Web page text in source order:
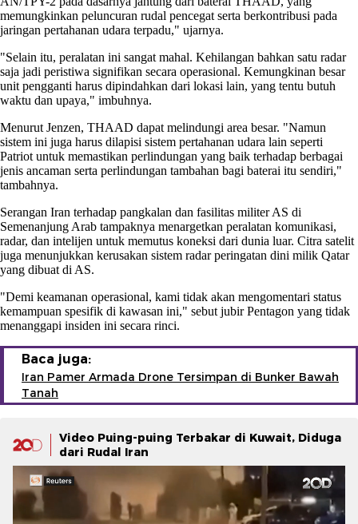
memungkinkan peluncuran rudal pencegat serta berkontribusi pada
jaringan pertahanan udara terpadu," ujarnya.
"Selain itu, peralatan ini sangat mahal. Kehilangan bahkan satu radar
saja jadi peristiwa signifikan secara operasional. Kemungkinan besar
unit pengganti harus dipindahkan dari lokasi lain, yang tentu butuh
waktu dan upaya," imbuhnya.
Menurut Jenzen, THAAD dapat melindungi area besar. "Namun
sistem ini juga harus dilapisi sistem pertahanan udara lain seperti
Patriot untuk memastikan perlindungan yang baik terhadap berbagai
jenis ancaman serta perlindungan tambahan bagi baterai itu sendiri,"
tambahnya.
Serangan Iran terhadap pangkalan dan fasilitas militer AS di
Semenanjung Arab tampaknya menargetkan peralatan komunikasi,
radar, dan intelijen untuk memutus koneksi dari dunia luar. Citra satelit
juga menunjukkan kerusakan sistem radar peringatan dini milik Qatar
yang dibuat di AS.
"Demi keamanan operasional, kami tidak akan mengomentari status
kemampuan spesifik di kawasan ini," sebut jubir Pentagon yang tidak
menanggapi insiden ini secara rinci.
Baca juga:
Iran Pamer Armada Drone Tersimpan di Bunker Bawah
Tanah
Video Puing-puing Terbakar di Kuwait, Diduga
dari Rudal Iran